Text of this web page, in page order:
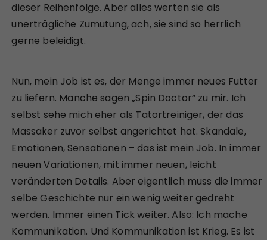
dieser Reihenfolge. Aber alles werten sie als
unerträgliche Zumutung, ach, sie sind so herrlich
gerne beleidigt.
Nun, mein Job ist es, der Menge immer neues Futter
zu liefern. Manche sagen „Spin Doctor“ zu mir. Ich
selbst sehe mich eher als Tatortreiniger, der das
Massaker zuvor selbst angerichtet hat. Skandale,
Emotionen, Sensationen – das ist mein Job. In immer
neuen Variationen, mit immer neuen, leicht
veränderten Details. Aber eigentlich muss die immer
selbe Geschichte nur ein wenig weiter gedreht
werden. Immer einen Tick weiter. Also: Ich mache
Kommunikation. Und Kommunikation ist Krieg. Es ist